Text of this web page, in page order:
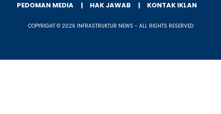
PEDOMAN MEDIA
HAK JAWAB KONTAK IKLAN
COPYRIGHT © 2026 INFRASTRUKTUR NEWS - ALL RIGHTS RESERVED